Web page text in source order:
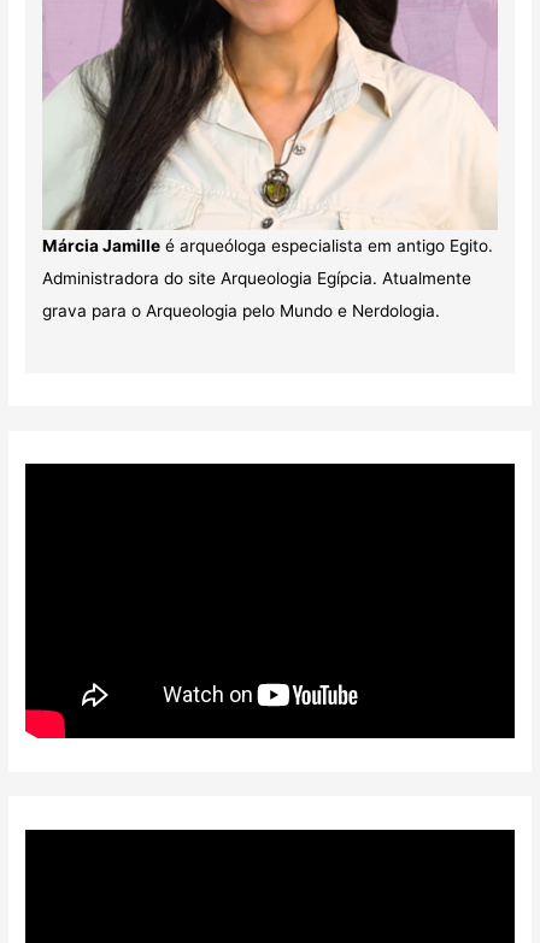
Márcia Jamilleé arqueóloga especialista em antigo Egito.
Administradora do site Arqueologia Egípcia. Atualmente
grava para o Arqueologia pelo Mundo e Nerdologia.